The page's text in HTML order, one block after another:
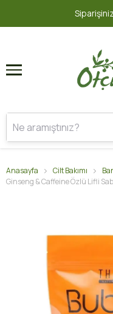
Anasayfa Cilt Bakımı
Ginseng & Caffeine Özlü Lifli